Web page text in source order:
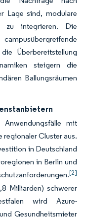
Lage sind, modulare
zu integrieren. Die
Überbereitstellung
steigern die
Ballungsräumen
mit
regionaler Cluster aus.
in Deutschland
in Berlin und
[2]
Milliarden) schwerer
wird Azure-
Gesundheitsmieter